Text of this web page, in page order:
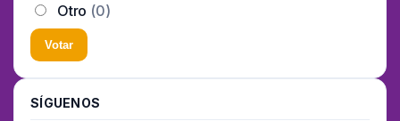
Otro (0)
Votar
SÍGUENOS